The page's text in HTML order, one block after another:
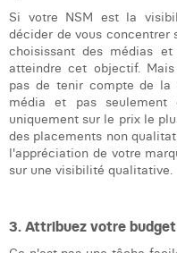
Olivia Lohest
Pieter Maesmans
Sebastiaan Reeskamp
Sven Bosschem
Thomas Kurevic
Victor Hayot
Si votre NSM est la
décider de vous concentrer
choisissant des médias
atteindre cet objectif.
pas de tenir compte de
média et pas seulement
uniquement sur le prix le
des placements non
l'appréciation de votre
sur une visibilité qualitative.
3. Attribuez votre budget